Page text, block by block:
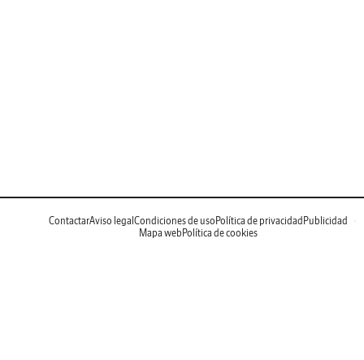
ContactarAviso legal Condiciones de uso Política de privacidad Publicidad
Mapa web Política de cookies